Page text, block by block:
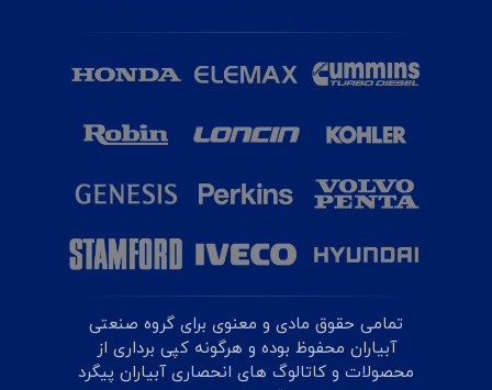
تمامی حقوق مادی و معنوی برای گروه صنعتی
آبیاران محفوظ بوده و هرگونه کپی برداری از
محصولات و کاتالوگ های انحصاری آبیاران پیگرد